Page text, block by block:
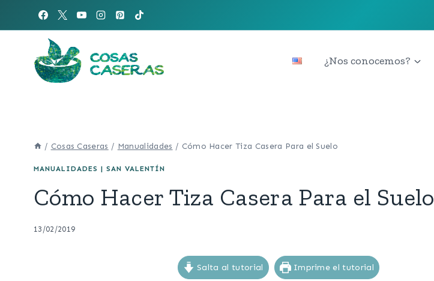
¿Nos conocemos?
/ Cosas Caseras / Manualidades / Cómo Hacer Tiza Casera Para el Suelo
MANUALIDADES | SAN VALENTÍN
Cómo Hacer Tiza Casera Para el Suelo
13/02/2019
Salta al tutorial Imprime el tutorial